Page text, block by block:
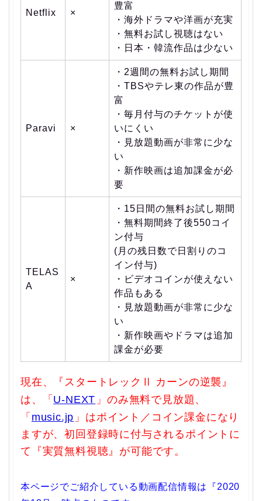
Netflix ×
豊富
・海外ドラマや洋画が充実
・無料お試し視聴はない
・日本・韓流作品は少ない
Paravi ×
・2週間の無料お試し期間
・TBSやテレ東の作品が豊
富
・毎月付与のチケットが使
いにくい
・見放題動画が非常に少な
い
・新作映画は追加課金が必
要
TELAS
A
×
・15日間の無料お試し期間
・無料期間終了後550コイ
ン付与
(月の残日数で日割りのコ
イン付与)
・ビデオコインが使えない
作品もある
・見放題動画が非常に少な
い
・新作映画やドラマは追加
課金が必要
現在、『スタートレックⅡ カーンの逆襲』
は、「 U-NEXT 」のみ無料で見放題、
「 music.jp 」はポイント／コイン課金になり
ますが、初回登録時に付与されるポイントに
て『実質無料視聴』が可能です。
本ページでご紹介している動画配信情報は『2020